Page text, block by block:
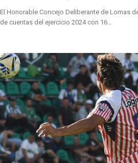
El Honorable Concejo Deliberante de Lomas
de cuentas del ejercicio 2024 con 16…